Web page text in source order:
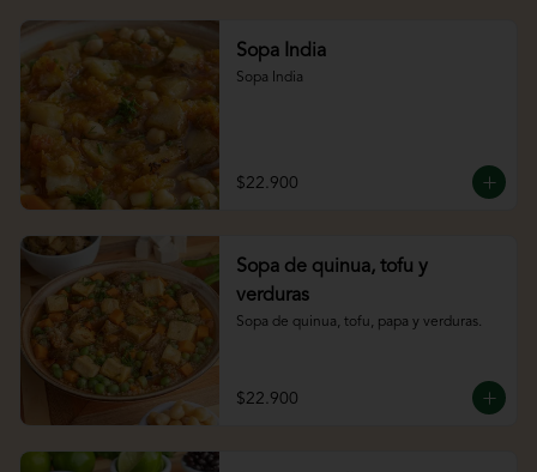
Sopa India
Sopa India
$22.900
Sopa de quinua, tofu y
verduras
Sopa de quinua, tofu, papa y verduras.
$22.900